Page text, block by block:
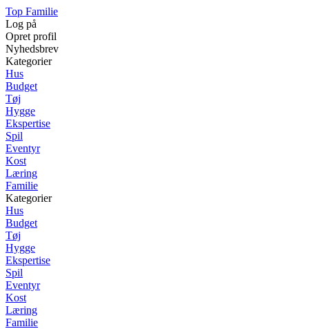
Top Familie
Log på
Opret profil
Nyhedsbrev
Kategorier
Hus
Budget
Tøj
Hygge
Ekspertise
Spil
Eventyr
Kost
Læring
Familie
Kategorier
Hus
Budget
Tøj
Hygge
Ekspertise
Spil
Eventyr
Kost
Læring
Familie